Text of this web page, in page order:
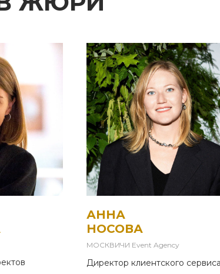
АННА
НОСОВА
МОСКВИЧИ Event Agency
Директор клиентского сервиса